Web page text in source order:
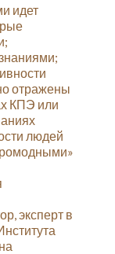
идет
отражены
КПЭ или
людей
эксперт в